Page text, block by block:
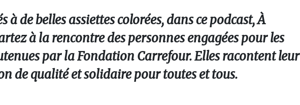
de belles assiettes colorées, dans ce podcast, À
à la rencontre des personnes engagées pour les
par la Fondation Carrefour. Elles racontent leur
de qualité et solidaire pour toutes et tous.